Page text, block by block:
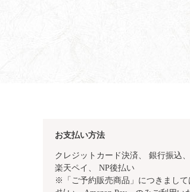
お支払い方法
クレジットカード決済、 銀行振込、
楽天ペイ、 NP後払い
※「ご予約販売商品」につきまして